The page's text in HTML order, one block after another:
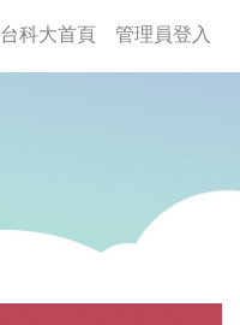
台科大首頁 管理員登入